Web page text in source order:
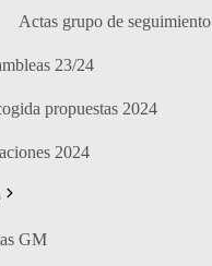
Actas grupo de seguimiento
23/24
propuestas 2024
2024
GM